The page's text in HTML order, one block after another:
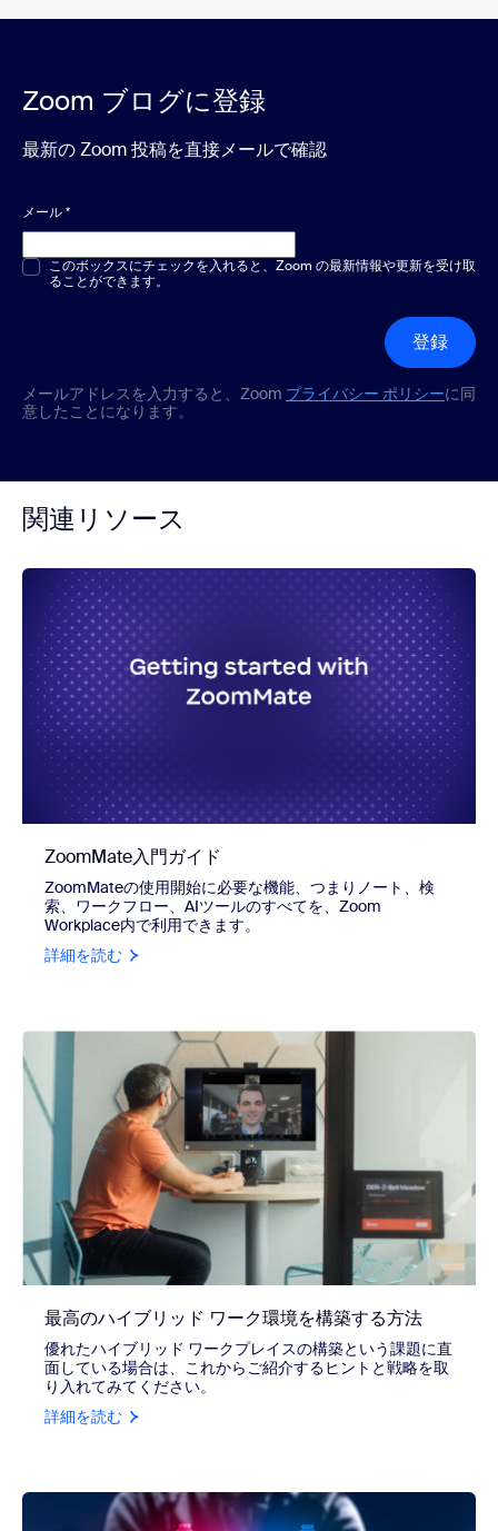
Zoom ブログに登録
最新の Zoom 投稿を直接メールで確認
メール*
複数選択または単一選択*
このボックスにチェックを入れると、Zoom の最新情報や更新を受け取
ることができます。
登録
メールアドレスを入力すると、Zoom プライバシー ポリシーに同
意したことになります。
関連リソース
ZoomMate入門ガイド
ZoomMateの使用開始に必要な機能、つまりノート、検
索、ワークフロー、AIツールのすべてを、Zoom
Workplace内で利用できます。
詳細を読む
最高のハイブリッド ワーク環境を構築する方法
優れたハイブリッド ワークプレイスの構築という課題に直
面している場合は、これからご紹介するヒントと戦略を取
り入れてみてください。
詳細を読む